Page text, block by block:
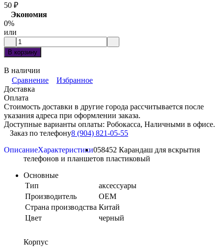
50 ₽
Экономия
0%
или
В корзину
В наличии
Сравнение
Избранное
Доставка
Оплата
Стоимость доставки в другие города рассчитывается после
указания адреса при оформлении заказа.
Доступные варианты оплаты: Робокасса, Наличными в офисе.
Заказ по телефону8 (904) 821-05-55
ОписаниеХарактеристики058452 Карандаш для вскрытия
телефонов и планшетов пластиковый
Основные
Тип
аксессуары
Производитель
OEM
Страна производства Китай
Цвет
черный
Корпус